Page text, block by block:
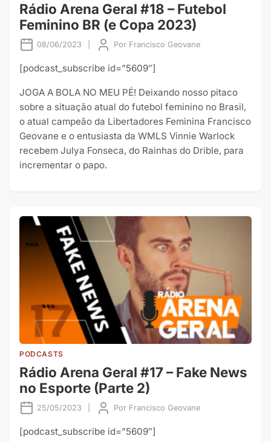
Rádio Arena Geral #18 – Futebol
Feminino BR (e Copa 2023)
08/06/2023 Por Francisco Geovane
[podcast_subscribe id=”5609″]
JOGA A BOLA NO MEU PÉ! Deixando nosso pitaco
sobre a situação atual do futebol feminino no Brasil,
o atual campeão da Libertadores Feminina Francisco
Geovane e o entusiasta da WMLS Vinnie Warlock
recebem Julya Fonseca, do Rainhas do Drible, para
incrementar o papo.
PODCASTS
Rádio Arena Geral #17 – Fake News
no Esporte (Parte 2)
25/05/2023 Por Francisco Geovane
[podcast_subscribe id=”5609″]